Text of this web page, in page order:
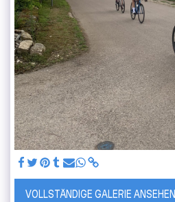
VOLLSTÄNDIGE GALERIE ANSEHEN